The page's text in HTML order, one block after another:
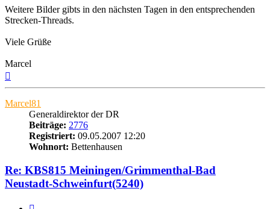
Weitere Bilder gibts in den nächsten Tagen in den entsprechenden
Strecken-Threads.
Viele Grüße
Marcel
Marcel81
Generaldirektor der DR
Beiträge: 2776
Registriert: 09.05.2007 12:20
Wohnort: Bettenhausen
Re: KBS815 Meiningen/Grimmenthal-Bad
Neustadt-Schweinfurt(5240)